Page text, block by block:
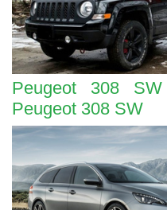
Peugeot 308
Peugeot 308 SW